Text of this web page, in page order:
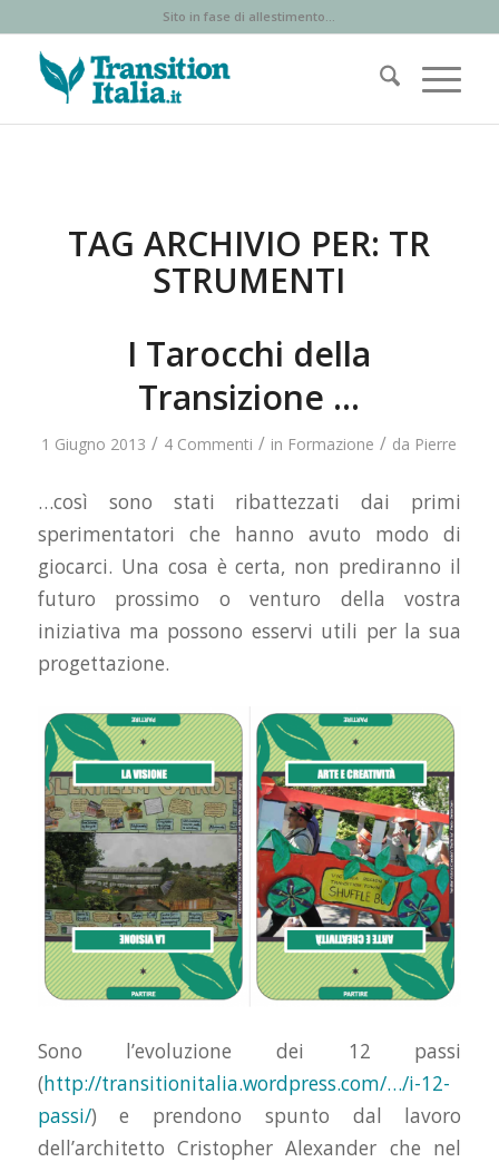
Sito in fase di allestimento...
TAG ARCHIVIO PER: TR
STRUMENTI
I Tarocchi della
Transizione …
1 Giugno 2013 / 4 Commenti / in Formazione / da Pierre
…così sono stati ribattezzati dai primi
sperimentatori che hanno avuto modo di
giocarci. Una cosa è certa, non prediranno il
futuro prossimo o venturo della vostra
iniziativa ma possono esservi utili per la sua
progettazione.
Sono l’evoluzione dei 12 passi
(http://transitionitalia.wordpress.com/…/i-12-
passi/) e prendono spunto dal lavoro
dell’architetto Cristopher Alexander che nel